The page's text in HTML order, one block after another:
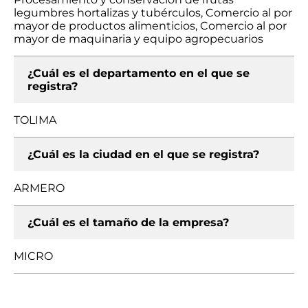
legumbres hortalizas y tubérculos, Comercio al por
mayor de productos alimenticios, Comercio al por
mayor de maquinaria y equipo agropecuarios
¿Cuál es el departamento en el que se
registra?
TOLIMA
¿Cuál es la ciudad en el que se registra?
ARMERO
¿Cuál es el tamaño de la empresa?
MICRO